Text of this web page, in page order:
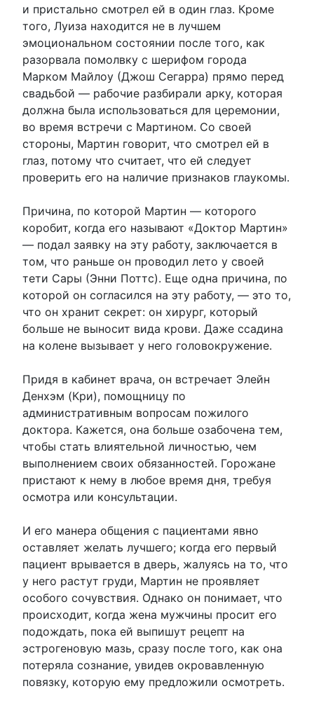
и пристально смотрел ей в один глаз. Кроме
того, Луиза находится не в лучшем
эмоциональном состоянии после того, как
разорвала помолвку с шерифом города
Марком Майлоу (Джош Сегарра) прямо перед
свадьбой — рабочие разбирали арку, которая
должна была использоваться для церемонии,
во время встречи с Мартином. Со своей
стороны, Мартин говорит, что смотрел ей в
глаз, потому что считает, что ей следует
проверить его на наличие признаков глаукомы.
Причина, по которой Мартин — которого
коробит, когда его называют «Доктор Мартин»
— подал заявку на эту работу, заключается в
том, что раньше он проводил лето у своей
тети Сары (Энни Поттс). Еще одна причина, по
которой он согласился на эту работу, — это то,
что он хранит секрет: он хирург, который
больше не выносит вида крови. Даже ссадина
на колене вызывает у него головокружение.
Придя в кабинет врача, он встречает Элейн
Денхэм (Кри), помощницу по
административным вопросам пожилого
доктора. Кажется, она больше озабочена тем,
чтобы стать влиятельной личностью, чем
выполнением своих обязанностей. Горожане
пристают к нему в любое время дня, требуя
осмотра или консультации.
И его манера общения с пациентами явно
оставляет желать лучшего; когда его первый
пациент врывается в дверь, жалуясь на то, что
у него растут груди, Мартин не проявляет
особого сочувствия. Однако он понимает, что
происходит, когда жена мужчины просит его
подождать, пока ей выпишут рецепт на
эстрогеновую мазь, сразу после того, как она
потеряла сознание, увидев окровавленную
повязку, которую ему предложили осмотреть.